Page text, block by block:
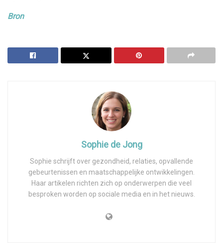
Bron
Sophie de Jong
Sophie schrijft over gezondheid, relaties, opvallende
gebeurtenissen en maatschappelijke ontwikkelingen.
Haar artikelen richten zich op onderwerpen die veel
besproken worden op sociale media en in het nieuws.